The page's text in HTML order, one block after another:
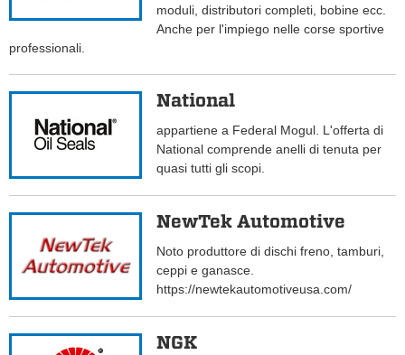
moduli, distributori completi, bobine ecc.
Anche per l'impiego nelle corse sportive
professionali.
National
appartiene a Federal Mogul. L'offerta di
National comprende anelli di tenuta per
quasi tutti gli scopi.
NewTek Automotive
Noto produttore di dischi freno, tamburi,
ceppi e ganasce.
https://newtekautomotiveusa.com/
NGK